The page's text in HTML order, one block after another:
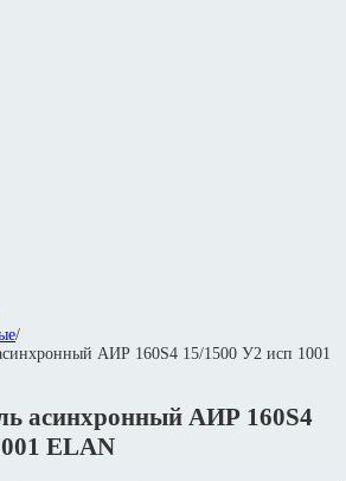
/
АИР 160S4 15/1500 У2 исп 1001
асинхронный АИР 160S4
ELAN